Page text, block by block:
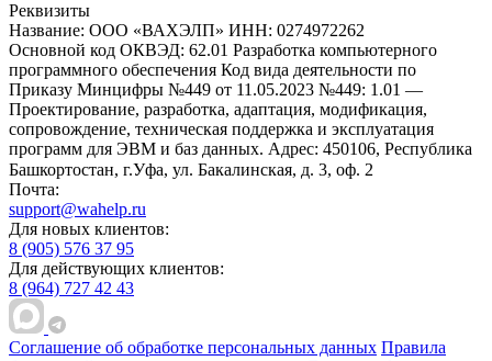
Реквизиты
Название: ООО «ВАХЭЛП» ИНН: 0274972262
Основной код ОКВЭД: 62.01 Разработка компьютерного
программного обеспечения Код вида деятельности по
Приказу Минцифры №449 от 11.05.2023 №449: 1.01 —
Проектирование, разработка, адаптация, модификация,
сопровождение, техническая поддержка и эксплуатация
программ для ЭВМ и баз данных. Адрес: 450106, Республика
Башкортостан, г.Уфа, ул. Бакалинская, д. 3, oф. 2
Почта:
support@wahelp.ru
Для новых клиентов:
8 (905) 576 37 95
Для действующих клиентов:
8 (964) 727 42 43
Соглашение об обработке персональных данных Правила